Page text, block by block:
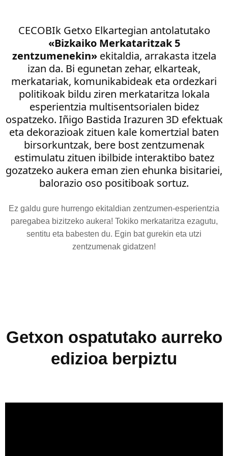
CECOBIk Getxo Elkartegian antolatutako
«Bizkaiko Merkataritzak 5
zentzumenekin»ekitaldia, arrakasta itzela
izan da. Bi egunetan zehar, elkarteak,
merkatariak, komunikabideak eta ordezkari
politikoak bildu ziren merkataritza lokala
esperientzia multisentsorialen bidez
ospatzeko. Iñigo Bastida Irazuren 3D efektuak
eta dekorazioak zituen kale komertzial baten
birsorkuntzak, bere bost zentzumenak
estimulatu zituen ibilbide interaktibo batez
gozatzeko aukera eman zien ehunka bisitariei,
balorazio oso positiboak sortuz.
Ez galdu gure hurrengo ekitaldian zentzumen-esperientzia
paregabea bizitzeko aukera! Tokiko merkataritza ezagutu,
sentitu eta babesten du. Egin bat gurekin eta utzi
zentzumenak gidatzen!
Getxon ospatutako aurreko
edizioa berpiztu